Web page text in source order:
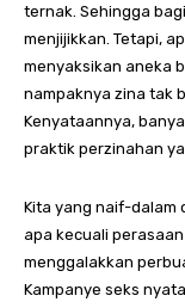
ternak. Sehingga
menjijikkan. Tetapi,
menyaksikan aneka
nampaknya zina tak
Kenyataannya,
praktik perzinahan
Kita yang naif-
apa kecuali
menggalakkan
Kampanye seks